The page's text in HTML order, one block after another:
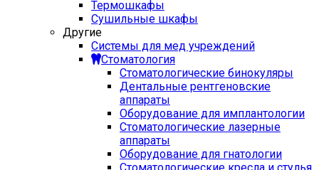
Термошкафы
Сушильные шкафы
Другие
Системы для мед учреждений
Стоматология
Стоматологические бинокуляры
Дентальные рентгеновские
аппараты
Оборудование для имплантологии
Стоматологические лазерные
аппараты
Оборудование для гнатологии